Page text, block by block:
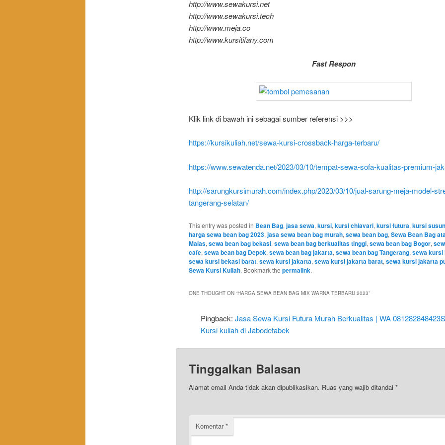
http://www.sewakursi.net
http://www.sewakursi.tech
http://www.meja.co
http://www.kursitifany.com
Fast Respon
Klik link di bawah ini sebagai sumber referensi >>>
https://kursikuliah.net/sewa-kursi-crossback-harga-terbaru/
https://www.sewatenda.net/2023/03/10/tempat-sewa-sofa-kualitas-premium-
http://sarungkursimurah.com/index.php/2023/03/10/jual-sarung-meja-model-
tangerang-selatan/
This entry was posted in Bean Bag, jasa sewa, kursi, kursi chiavari, kursi futura, kursi susun
harga sewa bean bag 2023, jasa sewa bean bag murah, sewa bean bag, Sewa Bean Bag
Malas, sewa bean bag bekasi, sewa bean bag berkualitas tinggi, sewa bean bag Bogor,
cafe, sewa bean bag Depok, sewa bean bag jakarta, sewa bean bag Tangerang, sewa kursi
sewa kursi bekasi barat, sewa kursi jakarta, sewa kursi jakarta barat, sewa kursi jakarta
Sewa Kursi Kuliah. Bookmark the permalink.
ONE THOUGHT ON “HARGA SEWA BEAN BAG MIX WARNA TERBARU 2023”
Pingback:Jasa Sewa Kursi Futura Murah Berkualitas | WA
Kursi kuliah di Jabodetabek
Tinggalkan Balasan
Alamat email Anda tidak akan dipublikasikan. Ruas yang wajib ditandai *
Komentar*